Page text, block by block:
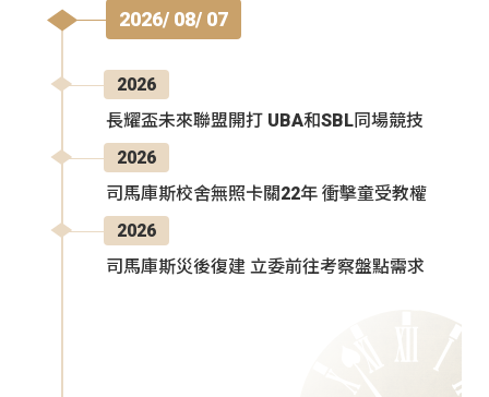
2026/ 08/ 07
2026
長耀盃未來聯盟開打 UBA和SBL同場競技
2026
司馬庫斯校舍無照卡關22年 衝擊童受教權
2026
司馬庫斯災後復建 立委前往考察盤點需求